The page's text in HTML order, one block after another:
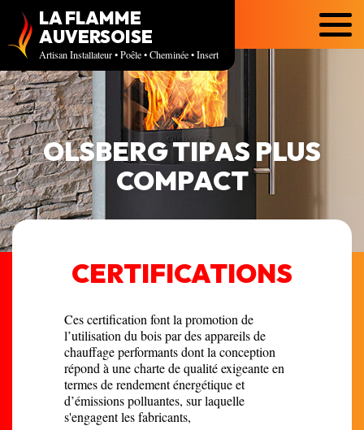
LA FLAMME
AUVERSOISE
Artisan Installateur • Poêle • Cheminée • Insert
Menu
OLSBERG TIPAS PLUS
COMPACT
CERTIFICATIONS
Ces certification font la promotion de
l’utilisation du bois par des appareils de
chauffage performants dont la conception
répond à une charte de qualité exigeante en
termes de rendement énergétique et
d’émissions polluantes, sur laquelle
s'engagent les fabricants,